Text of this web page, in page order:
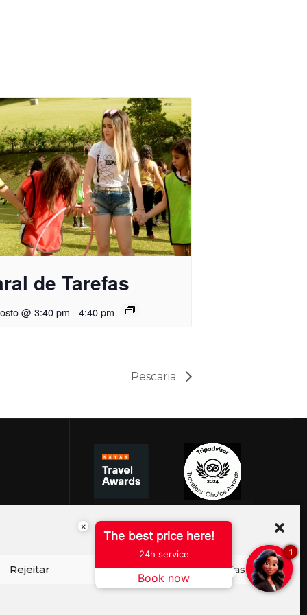
Rejeitar Ver preferências
de Tarefas
@ 3:40 pm - 4:40 pm
Pescaria
×
The best price here!
24h service
Book now
1